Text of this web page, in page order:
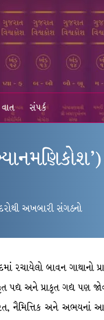
સંપર્ક
અખબારી સંગઠનો
રચાયેલો બાવન ગાથાનો
પદ્ય અને પ્રાકૃત ગદ્ય પણ
નૈમિત્તિક અને અભયનાં